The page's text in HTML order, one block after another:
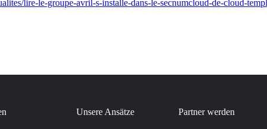
lire-le-groupe-avril-s-installe-dans-le-secnumcloud-de-cloud-
Unsere Ansätze Partner werden